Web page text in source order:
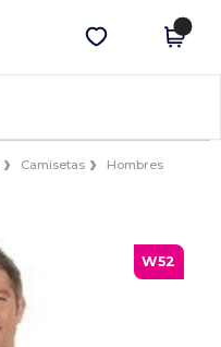
Descargar app
Camisetas
Hombres
W52